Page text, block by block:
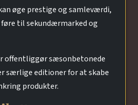
øge prestige og samleværdi,
føre til sekundærmarked og
offentliggør sæsonbetonede
særlige editioner for at skabe
produkter.